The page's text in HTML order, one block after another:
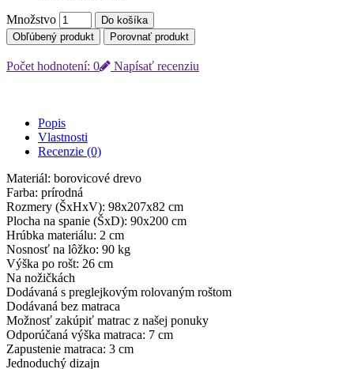
Množstvo
Do košíka
Obľúbený produkt
Porovnať produkt
Počet hodnotení: 0 Napísať recenziu
Popis
Vlastnosti
Recenzie (0)
Materiál: borovicové drevo
Farba: prírodná
Rozmery (ŠxHxV): 98x207x82 cm
Plocha na spanie (ŠxD): 90x200 cm
Hrúbka materiálu: 2 cm
Nosnosť na lôžko: 90 kg
Výška po rošt: 26 cm
Na nožičkách
Dodávaná s preglejkovým rolovaným roštom
Dodávaná bez matraca
Možnosť zakúpiť matrac z našej ponuky
Odporúčaná výška matraca: 7 cm
Zapustenie matraca: 3 cm
Jednoduchý dizajn